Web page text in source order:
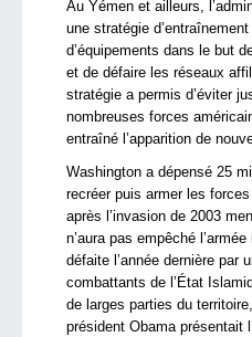
Au Yémen et ailleurs,
une stratégie
d’équipements dans le but
et de défaire les réseaux
stratégie a permis d’éviter
nombreuses forces
entraîné l’apparition de
Washington a dépensé 25
recréer puis armer les
après l’invasion de 2003
n’aura pas empêché
défaite l’année dernière par
combattants de l’État
de larges parties du
président Obama présentait